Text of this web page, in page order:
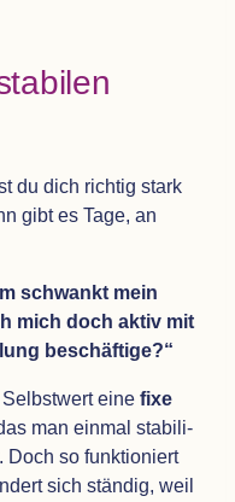
du dich rich­tig stark
gibt es Tage, an
schwankt mein
mich doch aktiv mit
beschäftige?“
eine fixe
man ein­mal sta­bi­li­
Doch so funk­tio­niert
sich stän­dig, weil